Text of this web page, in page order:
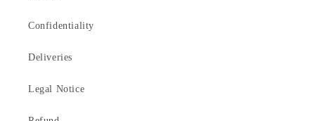
Confidentiality
Deliveries
Legal Notice